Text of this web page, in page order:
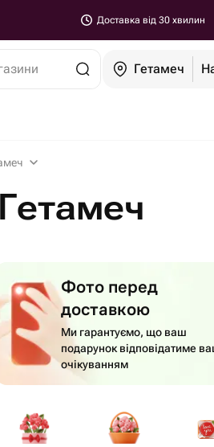
Доставка від 30 хвилин
Гетамеч
Фото перед
доставкою
Ми гарантуємо, що ваш
подарунок відповідатиме
очікуванням